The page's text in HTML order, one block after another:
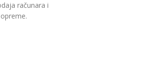
računara i